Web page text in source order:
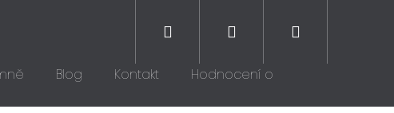
Blog Kontakt Hodnocení obchodu
Přihlášení